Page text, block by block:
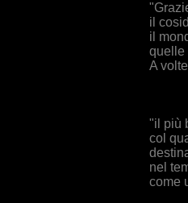
il
il
quelle
A
"il più
col
nel
come